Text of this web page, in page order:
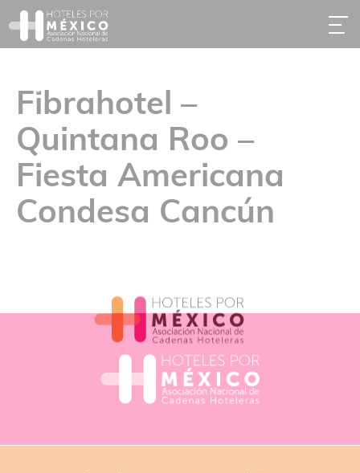
Fibrahotel –
Quintana Roo –
Fiesta Americana
Condesa Cancún